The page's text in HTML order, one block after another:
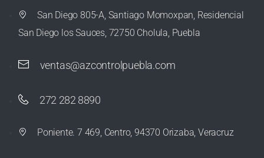
San Diego 805-A, Santiago Momoxpan, Residencial
San Diego los Sauces, 72750 Cholula, Puebla
ventas@azcontrolpuebla.com
272 282 8890
Poniente. 7 469, Centro, 94370 Orizaba, Veracruz